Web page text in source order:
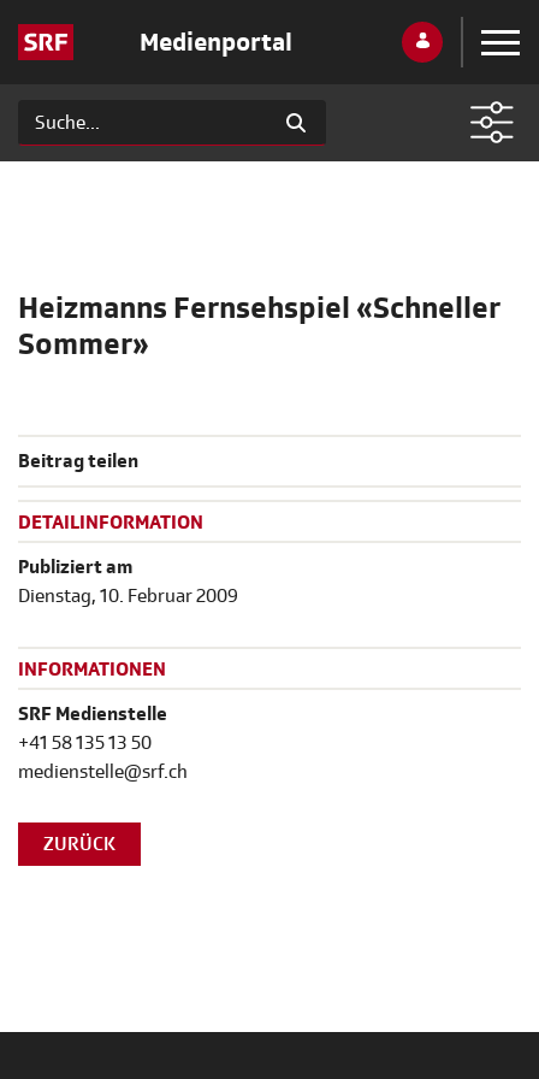
Medienportal
Heizmanns Fernsehspiel «Schneller
Sommer»
Beitrag teilen
DETAILINFORMATION
Publiziert am
Dienstag, 10. Februar 2009
INFORMATIONEN
SRF Medienstelle
+41 58 135 13 50
medienstelle@srf.ch
ZURÜCK